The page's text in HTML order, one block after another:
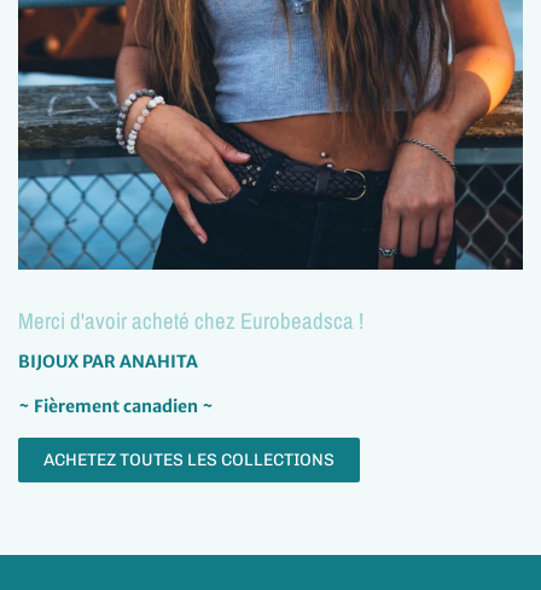
Merci d'avoir acheté chez Eurobeadsca !
BIJOUX PAR ANAHITA
~ Fièrement canadien ~
ACHETEZ TOUTES LES COLLECTIONS